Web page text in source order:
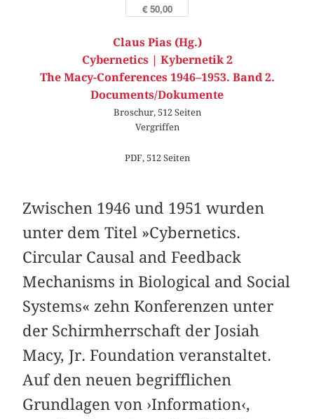
€ 50,00
Claus Pias (Hg.)
Cybernetics | Kybernetik 2
The Macy-Conferences 1946–1953. Band 2.
Documents/Dokumente
Broschur, 512 Seiten
Vergriffen
PDF, 512 Seiten
Zwischen 1946 und 1951 wurden
unter dem Titel »Cybernetics.
Circular Causal and Feedback
Mechanisms in Biological and Social
Systems« zehn Konferenzen unter
der Schirmherrschaft der Josiah
Macy, Jr. Foundation veranstaltet.
Auf den neuen begrifflichen
Grundlagen von ›Information‹,